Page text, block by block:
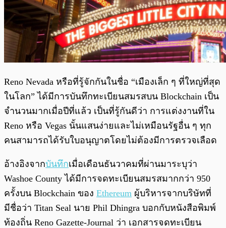
Reno Nevada หรือที่รู้จักกันในชื่อ “เมืองเล็ก ๆ ที่ใหญ่ที่สุด
ในโลก” ได้มีการบันทึกทะเบียนสมรสบน Blockchain เป็น
จำนวนมากเมื่อปีที่แล้ว เป็นที่รู้กันดีว่า การแต่งงานที่ใน
Reno หรือ Vegas นั้นแสนง่ายและไม่เหมือนรัฐอื่น ๆ ทุก
คนสามารถได้รับใบอนุญาตโดยไม่ต้องมีการตรวจเลือด
อ้างอิงจากบันทึกเมื่อเดือนธันวาคมที่ผ่านมาระบุว่า
Washoe County ได้มีการจดทะเบียนสมรสมากกว่า 950
ครั้งบน Blockchain ของ Ethereum ผู้บริหารจากบริษัทที่
มีชื่อว่า Titan Seal นาย Phil Dhingra บอกกับหนังสือพิมพ์
ท้องถิ่น Reno Gazette-Journal ว่า เอกสารจดทะเบียน